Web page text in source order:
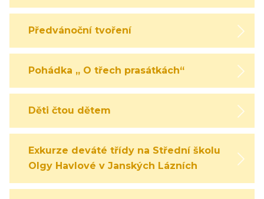
Předvánoční tvoření
Pohádka „ O třech prasátkách“
Děti čtou dětem
Exkurze deváté třídy na Střední školu
Olgy Havlové v Janských Lázních